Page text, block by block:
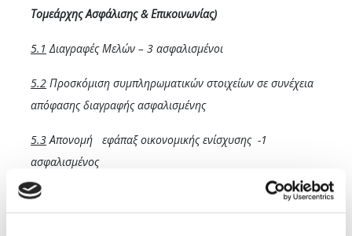
Τομεάρχης Ασφάλισης & Επικοινωνίας)
5.1 Διαγραφές Μελών – 3 ασφαλισμένοι
5.2 Προσκόμιση συμπληρωματικών στοιχείων σε συνέχεια
απόφασης διαγραφής ασφαλισμένης
5.3 Απονομή εφάπαξ οικονομικής ενίσχυσης -1
ασφαλισμένος
5.4
Παράταση συνταξιοδότησης λόγω αναπηρίας – 1
ασφαλισμένος